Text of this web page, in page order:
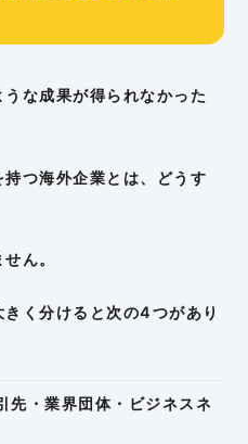
な成果が得られなかった
持つ海外企業とは、どうす
ん。
く分けると次の4つがあり
先・業界団体・ビジネスネ